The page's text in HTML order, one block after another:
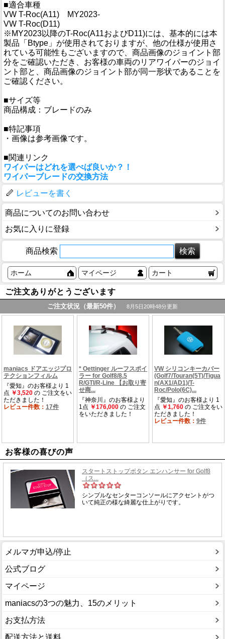
■適合車種
VW T-Roc(A11) MY2023-
VW T-Roc(D11)
※MY2023以降のT-Roc(A11およびD11)には、基本的には本
製品「Btype」が使用されておりますが、他の仕様が使用さ
れている可能性もございますので、商品画像のジョイント部
分をご確認いただき、お客様の車両のリアワイパーのジョイ
ント部と、商品画像のジョイント部が同一形状であることを
ご確認ください。
■サイズ等
商品構成：ブレードのみ
■特記事項
・画像は参考画像です。
■関連リンク
ワイパーはどれを選べば良いか？！
ワイパーブレードの交換方法
レビューを書く
商品についてのお問い合わせ
お気に入りに登録
商品検索
ホーム マイページ カート
ご注文ありがとうございます
お客様の喜びの声
メルマガ申込/停止
公式ブログ
マイページ
maniacsの3つの魅力、15のメリット
お支払方法
配送方法と送料